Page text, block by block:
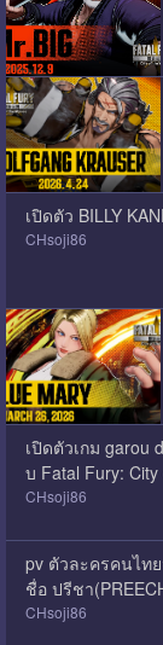
เปิดตัว BILLY
CHsoji86
เปิดตัวเกม garou
บ Fatal Fury:
CHsoji86
pv ตัวละครคนไทย
ชื่อ ปรีชา
CHsoji86